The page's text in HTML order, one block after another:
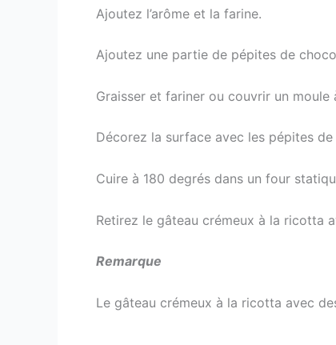
Ajoutez l’arôme et la farine.
Ajoutez une partie de pépites de
Graisser et fariner ou couvrir un
Décorez la surface avec les pépites
Cuire à 180 degrés dans un four
Retirez le gâteau crémeux à la ricotta
Remarque
Le gâteau crémeux à la ricotta avec